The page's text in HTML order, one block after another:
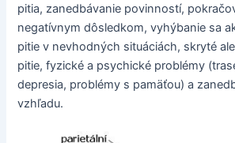
pitia, zanedbávanie povinností,
negatívnym dôsledkom, vyhýbanie sa
pitie v nevhodných situáciách, skryté
pitie, fyzické a psychické problémy
depresia, problémy s pamäťou) a
vzhľadu.